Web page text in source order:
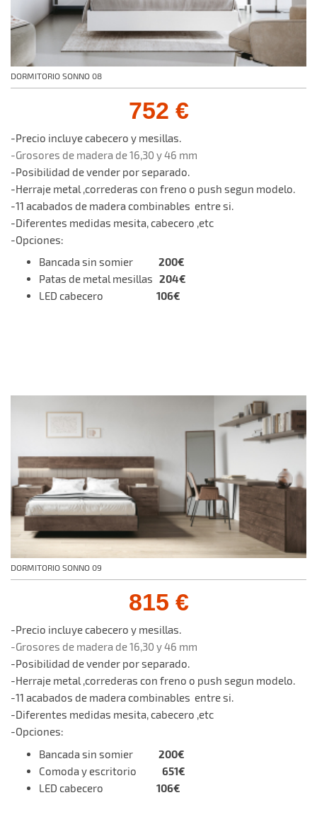
DORMITORIO SONNO 08
752 €
-Precio incluye cabecero y mesillas.
-Grosores de madera de 16,30 y 46 mm
-Posibilidad de vender por separado.
-Herraje metal ,correderas con freno o push segun modelo.
-11 acabados de madera combinables entre si.
-Diferentes medidas mesita, cabecero ,etc
-Opciones:
Bancada sin somier 200€
Patas de metal mesillas 204€
LED cabecero 106€
DORMITORIO SONNO 09
815 €
-Precio incluye cabecero y mesillas.
-Grosores de madera de 16,30 y 46 mm
-Posibilidad de vender por separado.
-Herraje metal ,correderas con freno o push segun modelo.
-11 acabados de madera combinables entre si.
-Diferentes medidas mesita, cabecero ,etc
-Opciones:
Bancada sin somier 200€
Comoda y escritorio 651€
LED cabecero 106€